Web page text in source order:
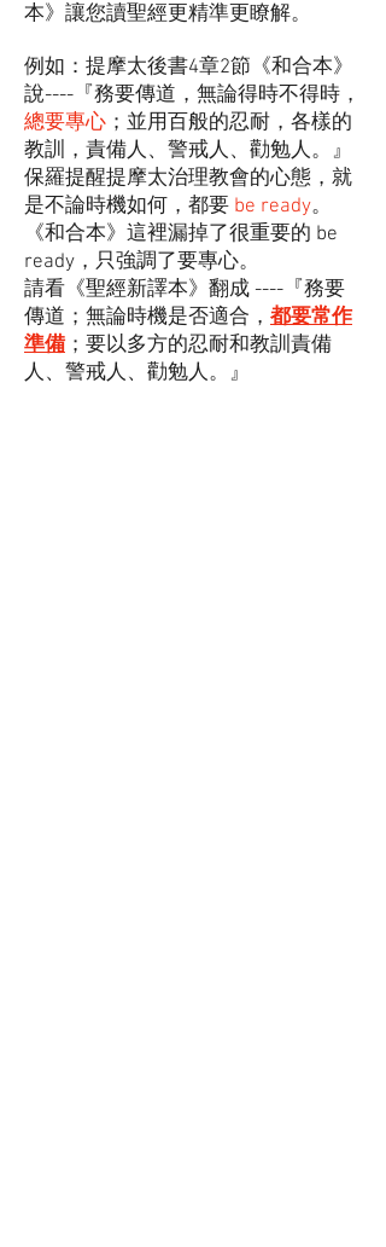
本》讓您讀聖經更精準更瞭解。
例如：提摩太後書4章2節《和合本》
說----『務要傳道，無論得時不得時，
總要專心 ；並用百般的忍耐，各樣的
教訓，責備人、警戒人、勸勉人。』
保羅提醒提摩太治理教會的心態，就
是不論時機如何，都要 be ready。
《和合本》這裡漏掉了很重要的 be
ready，只強調了要專心。
請看《聖經新譯本》翻成 ----『務要
傳道；無論時機是否適合， 都要常作
準備；要以多方的忍耐和教訓責備
人、警戒人、勸勉人。』